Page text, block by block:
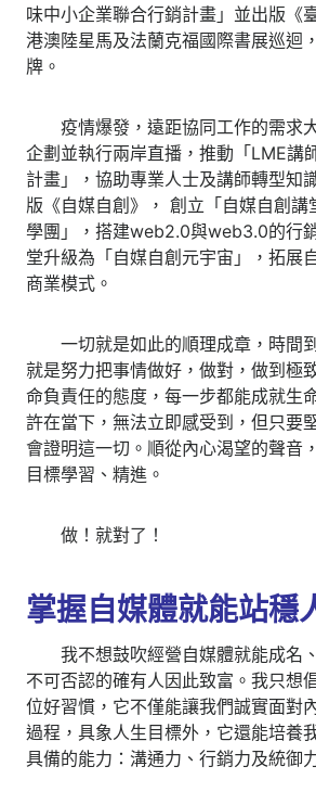
味中小企業聯合行銷計畫」並出版《
港澳陸星馬及法蘭克福國際書展巡迴
牌。
疫情爆發，遠距協同工作的需求
企劃並執行兩岸直播，推動「LME講
計畫」，協助專業人士及講師轉型知
版《自媒自創》， 創立「自媒自創講
學團」，搭建web2.0與web3.0的行
堂升級為「自媒自創元宇宙」，拓展
商業模式。
一切就是如此的順理成章，時間到
就是努力把事情做好，做對，做到極
命負責任的態度，每一步都能成就生
許在當下，無法立即感受到，但只要
會證明這一切。順從內心渴望的聲音
目標學習、精進。
做！就對了！
掌握自媒體就能站穩
我不想鼓吹經營自媒體就能成名
不可否認的確有人因此致富。我只想
位好習慣，它不僅能讓我們誠實面對
過程，具象人生目標外，它還能培養
具備的能力：溝通力、行銷力及統御